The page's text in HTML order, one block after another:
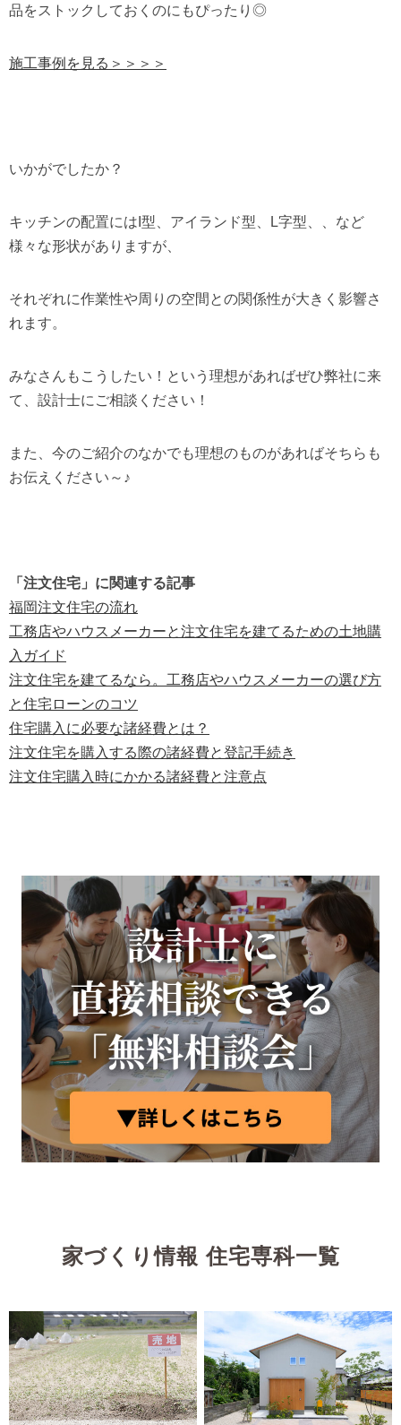
品をストックしておくのにもぴったり◎
施工事例を見る＞＞＞＞
いかがでしたか？
キッチンの配置にはI型、アイランド型、L字型、、など
様々な形状がありますが、
それぞれに作業性や周りの空間との関係性が大きく影響さ
れます。
みなさんもこうしたい！という理想があればぜひ弊社に来
て、設計士にご相談ください！
また、今のご紹介のなかでも理想のものがあればそちらも
お伝えください～♪
「注文住宅」に関連する記事
福岡注文住宅の流れ
工務店やハウスメーカーと注文住宅を建てるための土地購
入ガイド
注文住宅を建てるなら。工務店やハウスメーカーの選び方
と住宅ローンのコツ
住宅購入に必要な諸経費とは？
注文住宅を購入する際の諸経費と登記手続き
注文住宅購入時にかかる諸経費と注意点
家づくり情報 住宅専科一覧